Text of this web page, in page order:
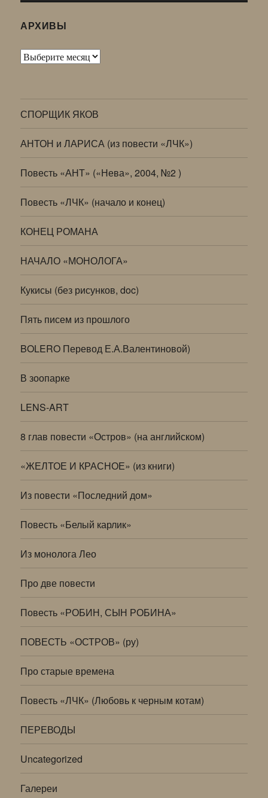
АРХИВЫ
Архивы
СПОРЩИК ЯКОВ
АНТОН и ЛАРИСА (из повести «ЛЧК»)
Повесть «АНТ» («Нева», 2004, №2 )
Повесть «ЛЧК» (начало и конец)
КОНЕЦ РОМАНА
НАЧАЛО «МОНОЛОГА»
Кукисы (без рисунков, doc)
Пять писем из прошлого
BOLERO Перевод Е.А.Валентиновой)
В зоопарке
LENS-ART
8 глав повести «Остров» (на английском)
«ЖЕЛТОЕ И КРАСНОЕ» (из книги)
Из повести «Последний дом»
Повесть «Белый карлик»
Из монолога Лео
Про две повести
Повесть «РОБИН, СЫН РОБИНА»
ПОВЕСТЬ «ОСТРОВ» (ру)
Про старые времена
Повесть «ЛЧК» (Любовь к черным котам)
ПЕРЕВОДЫ
Uncategorized
Галереи